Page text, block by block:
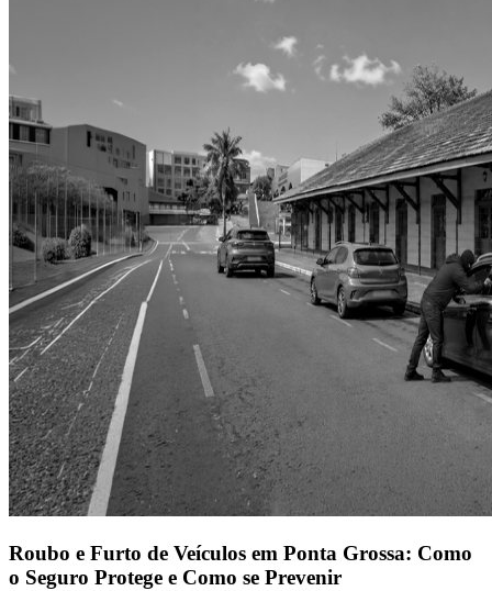
Roubo e Furto de Veículos em Ponta Grossa: Como
o Seguro Protege e Como se Prevenir